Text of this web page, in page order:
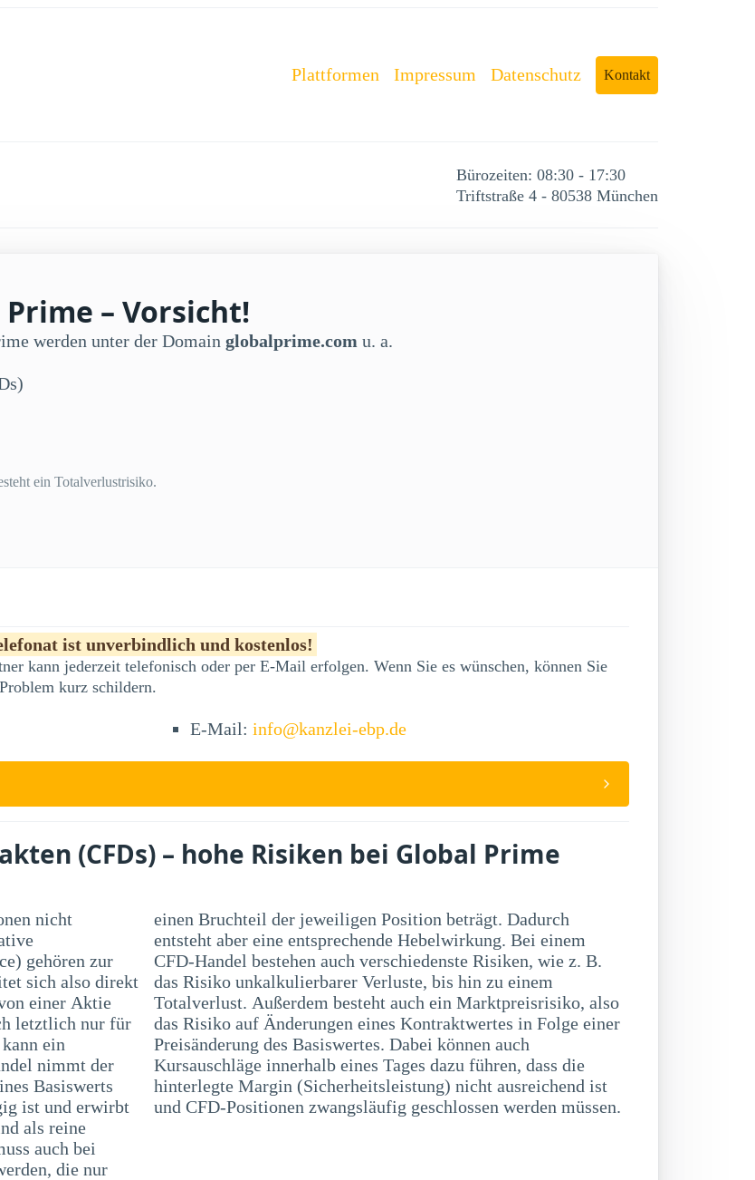
Plattformen Impressum Datenschutz Kontakt
Bürozeiten: 08:30 - 17:30
Triftstraße 4 - 80538 München
– Vorsicht!
werden unter der Domain globalprime.com u. a.
ein Totalverlustrisiko.
ist unverbindlich und kostenlos!
kann jederzeit telefonisch oder per E-Mail erfolgen. Wenn Sie es wünschen, können Sie
kurz schildern.
E-Mail: info@kanzlei-ebp.de
(CFDs) – hohe Risiken bei Global Prime
nicht
gehören zur
sich also direkt
einer Aktie
letztlich nur für
ein
nimmt der
Basiswerts
ist und erwirbt
als reine
auch bei
die nur
beträgt. Dadurch
wie z. B.
hin zu einem
also
in Folge einer
auch
dass die
ist
und CFD-Positionen zwangsläufig geschlossen werden müssen.